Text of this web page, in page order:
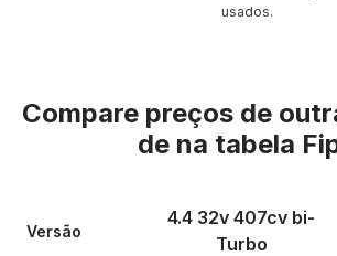
usados.
Compare preços de
de na tabela
Versão
4.4 32v 407cv bi-
Turbo